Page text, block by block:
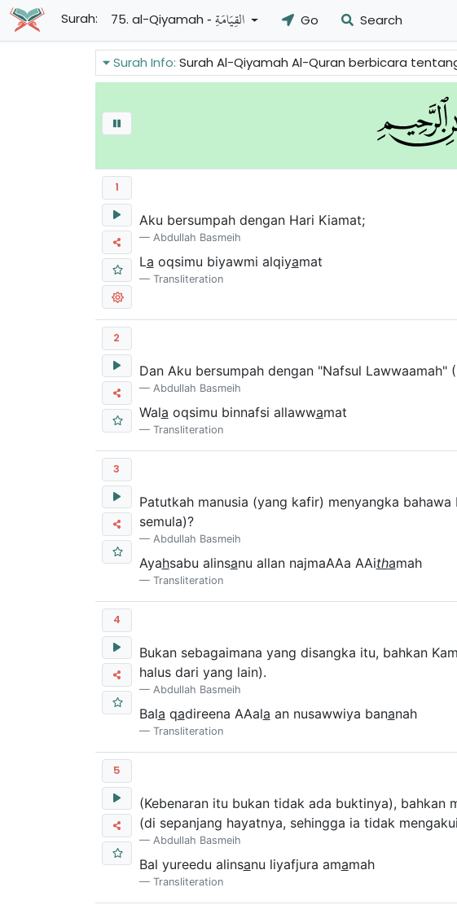
Surah: 75. al-Qiyamah - القِيَامَةِ Go Search
Surah Info:Surah Al-Qiyamah Al-Quran berbicara tentang kebangkitan
1
Aku bersumpah dengan Hari Kiamat;
Abdullah Basmeih
La oqsimu biyawmi alqiyamat
Transliteration
2
Dan Aku bersumpah dengan "Nafsul
Abdullah Basmeih
Wala oqsimu binnafsi allawwamat
Transliteration
3
Patutkah manusia (yang kafir) menyangka
semula)?
Abdullah Basmeih
Ayahsabu alinsanu allan najmaAAa AAithamah
Transliteration
4
Bukan sebagaimana yang disangka itu, bahkan
halus dari yang lain).
Abdullah Basmeih
Bala qadireena AAala an nusawwiya bananah
Transliteration
5
(Kebenaran itu bukan tidak ada buktinya), bahkan
(di sepanjang hayatnya, sehingga ia tidak
Abdullah Basmeih
Bal yureedu alinsanu liyafjura amamah
Transliteration